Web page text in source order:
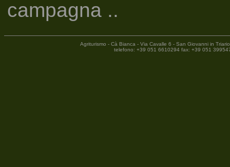
campagna ..
Agriturismo - Cà Bianca - Via Cavalle 6 - San Giovanni in
telefono: +39 051 6610294 fax: +39 051